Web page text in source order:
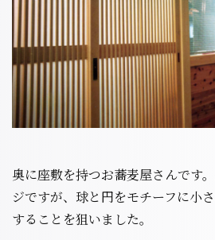
奥に座敷を持つお蕎麦屋さんです
ジですが、球と円をモチーフに小
することを狙いました。